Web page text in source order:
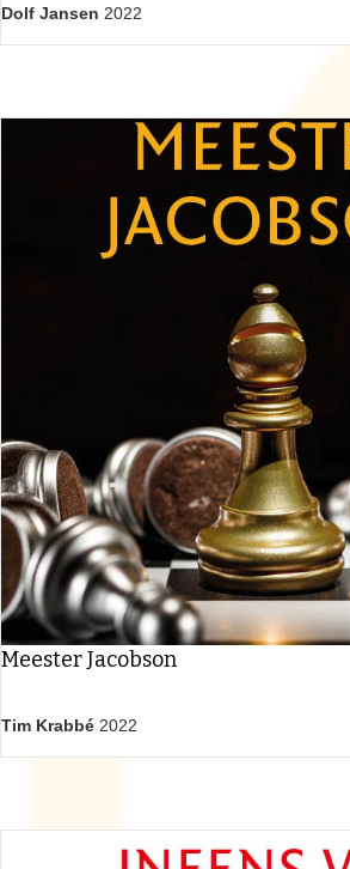
Dolf Jansen 2022
Meester Jacobson
Tim Krabbé 2022